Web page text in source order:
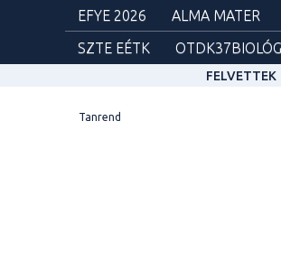
EFYE 2026
ALMA MATER
SZTE EÉTK
FELVETTEK
Tanrend